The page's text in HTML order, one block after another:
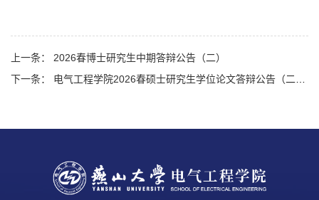
上一条： 2026春博士研究生中期答辩公告（二）
下一条： 电气工程学院2026春硕士研究生学位论文答辩公告（二十八）